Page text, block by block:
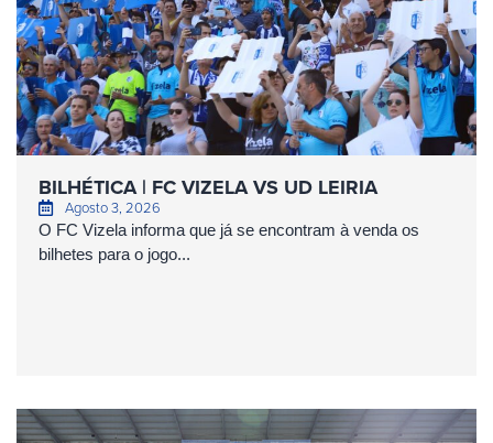
BILHÉTICA | FC VIZELA VS UD LEIRIA
Agosto 3, 2026
O FC Vizela informa que já se encontram à venda os
bilhetes para o jogo...